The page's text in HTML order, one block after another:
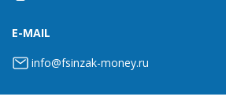
E-MAIL
info@fsinzak-money.ru